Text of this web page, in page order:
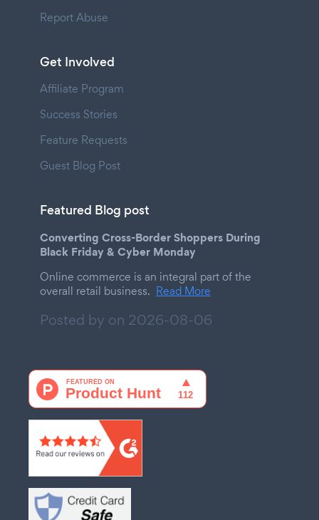
Report Abuse
Get Involved
Affiliate Program
Success Stories
Feature Requests
Guest Blog Post
Featured Blog post
Converting Cross-Border Shoppers During
Black Friday & Cyber Monday
Online commerce is an integral part of the
overall retail business. Read More
Posted by on 2026-08-06